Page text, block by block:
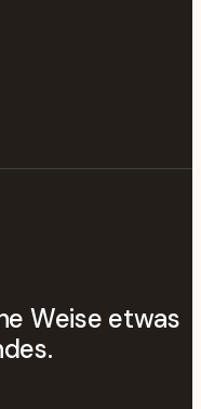
Weise etwas